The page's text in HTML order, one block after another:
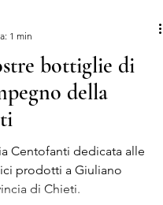
bottiglie di
della
Centofanti dedicata alle
prodotti a Giuliano
di Chieti.
1 min